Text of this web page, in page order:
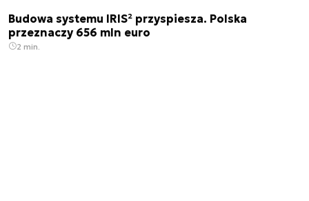
Budowa systemu IRIS² przyspiesza. Polska
przeznaczy 656 mln euro
2 min.